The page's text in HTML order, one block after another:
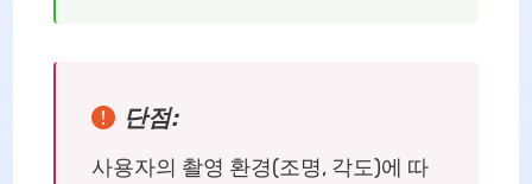
단점:
사용자의 촬영 환경(조명, 각도)에 따